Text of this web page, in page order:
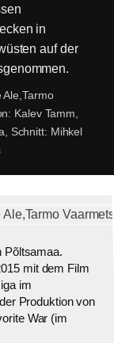
in
auf der
Kalev Tamm,
Schnitt: Mihkel
Põltsamaa.
mit dem Film
im
Produktion von
War (im